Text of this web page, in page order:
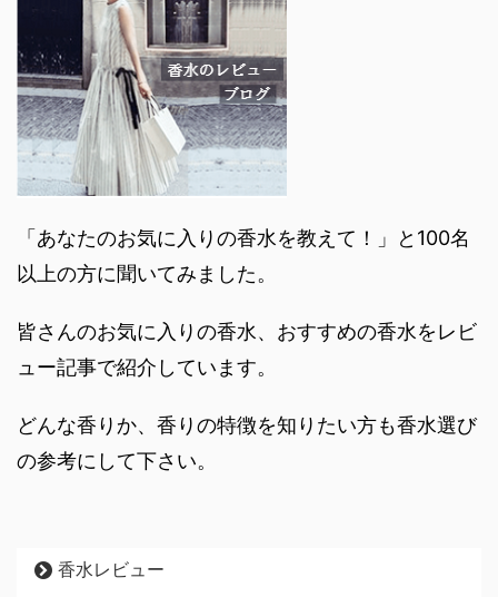
「あなたのお気に入りの香水を教えて！」と100名
以上の方に聞いてみました。
皆さんのお気に入りの香水、おすすめの香水をレビ
ュー記事で紹介しています。
どんな香りか、香りの特徴を知りたい方も香水選び
の参考にして下さい。
香水レビュー